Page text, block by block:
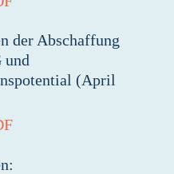
der Abschaffung
und
(April